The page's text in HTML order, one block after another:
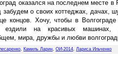
оказался на последнем месте в
забудем о своих коттеджах, дачах,
концов. Хочу, чтобы в
ездили на красивых машинах,
мира, дружбы и любви
, Камиль Ларин, ОИ-2014, Лариса Ильченко